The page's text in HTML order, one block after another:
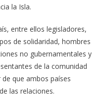
la Isla.
entre ellos legisladores,
de solidaridad, hombres
no gubernamentales y
de la comunidad
que ambos países
las relaciones.